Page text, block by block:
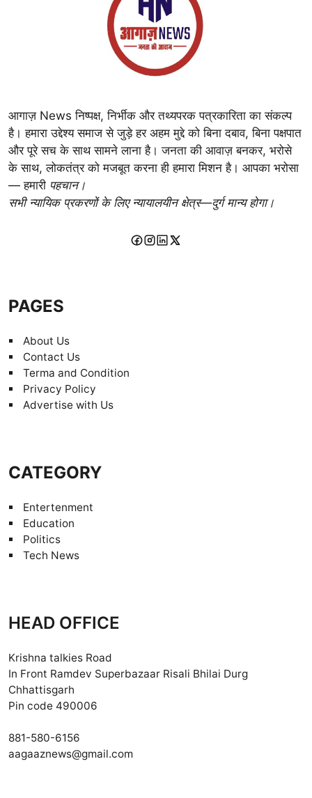
आगाज़ News निष्पक्ष, निर्भीक और तथ्यपरक पत्रकारिता का संकल्प
है। हमारा उद्देश्य समाज से जुड़े हर अहम मुद्दे को बिना दबाव, बिना पक्षपात
और पूरे सच के साथ सामने लाना है। जनता की आवाज़ बनकर, भरोसे
के साथ, लोकतंत्र को मजबूत करना ही हमारा मिशन है। आपका भरोसा
— हमारी पहचान।
सभी न्यायिक प्रकरणों के लिए न्यायालयीन क्षेत्र—दुर्ग मान्य होगा।
PAGES
About Us
Contact Us
Terma and Condition
Privacy Policy
Advertise with Us
CATEGORY
Entertenment
Education
Politics
Tech News
HEAD OFFICE
Krishna talkies Road
In Front Ramdev Superbazaar Risali Bhilai Durg
Chhattisgarh
Pin code 490006
881-580-6156
aagaaznews@gmail.com